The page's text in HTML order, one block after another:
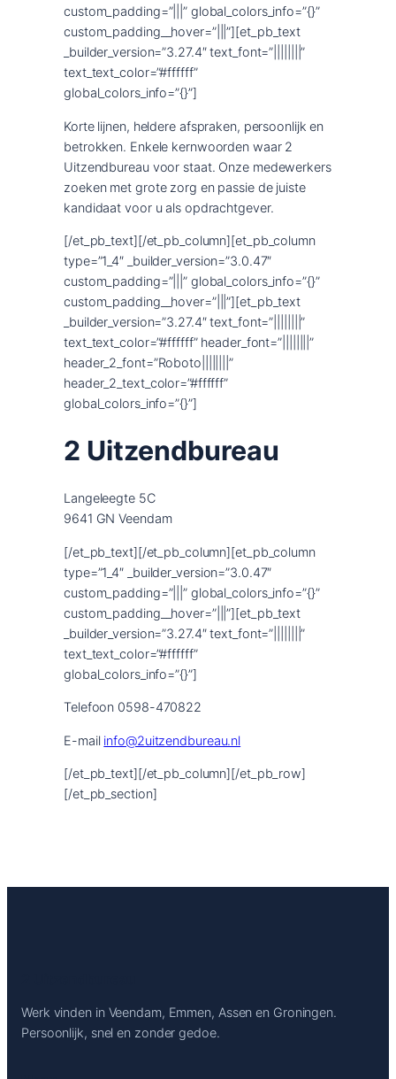
custom_padding=”|||” global_colors_info=”{}”
custom_padding__hover=”|||”][et_pb_text
_builder_version=”3.27.4″ text_font=”||||||||”
text_text_color=”#ffffff”
global_colors_info=”{}”]
Korte lijnen, heldere afspraken, persoonlijk en
betrokken. Enkele kernwoorden waar 2
Uitzendbureau voor staat. Onze medewerkers
zoeken met grote zorg en passie de juiste
kandidaat voor u als opdrachtgever.
[/et_pb_text][/et_pb_column][et_pb_column
type=”1_4″ _builder_version=”3.0.47″
custom_padding=”|||” global_colors_info=”{}”
custom_padding__hover=”|||”][et_pb_text
_builder_version=”3.27.4″ text_font=”||||||||”
text_text_color=”#ffffff” header_font=”||||||||”
header_2_font=”Roboto||||||||”
header_2_text_color=”#ffffff”
global_colors_info=”{}”]
2 Uitzendbureau
Langeleegte 5C
9641 GN Veendam
[/et_pb_text][/et_pb_column][et_pb_column
type=”1_4″ _builder_version=”3.0.47″
custom_padding=”|||” global_colors_info=”{}”
custom_padding__hover=”|||”][et_pb_text
_builder_version=”3.27.4″ text_font=”||||||||”
text_text_color=”#ffffff”
global_colors_info=”{}”]
Telefoon 0598-470822
E-mail info@2uitzendbureau.nl
[/et_pb_text][/et_pb_column][/et_pb_row]
[/et_pb_section]
Werk vinden in Veendam, Emmen, Assen en Groningen.
Persoonlijk, snel en zonder gedoe.